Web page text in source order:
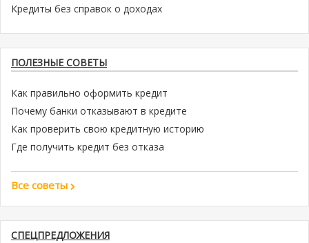
Кредиты без справок о доходах
ПОЛЕЗНЫЕ СОВЕТЫ
Как правильно оформить кредит
Почему банки отказывают в кредите
Как проверить свою кредитную историю
Где получить кредит без отказа
Все советы
СПЕЦПРЕДЛОЖЕНИЯ